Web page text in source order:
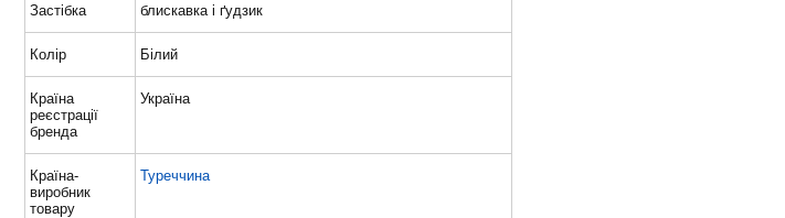
Застібка блискавка і ґудзик
Колір Білий
Країна
реєстрації
бренда
Україна
Країна-
виробник
товару
Туреччина